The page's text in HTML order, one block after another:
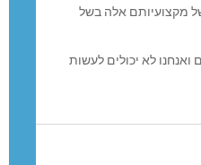
מקצועיותם אלה בשל
ואנחנו לא יכולים לעשות